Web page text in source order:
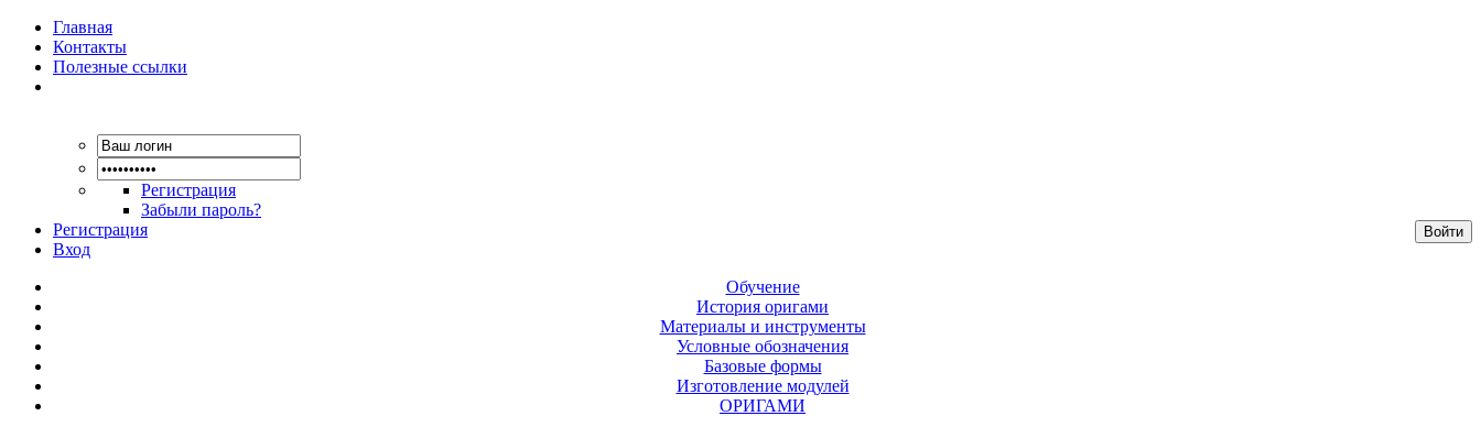
Главная
Контакты
Полезные ссылки
Регистрация
Забыли пароль?
Регистрация
Вход
Обучение
История оригами
Материалы и инструменты
Условные обозначения
Базовые формы
Изготовление модулей
ОРИГАМИ